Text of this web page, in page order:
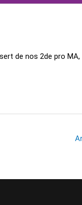
de nos 2de pro MA,